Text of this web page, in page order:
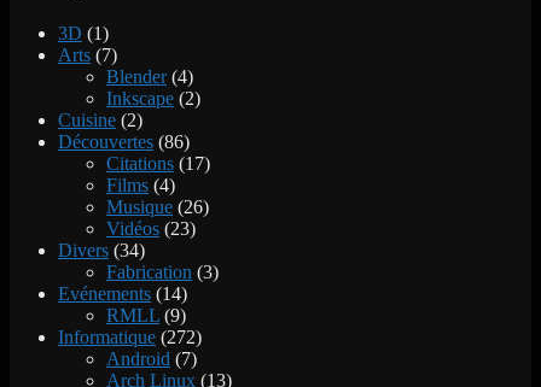
3D (1)
Arts (7)
Blender(4)
Inkscape (2)
Cuisine (2)
Découvertes (86)
Citations (17)
Films (4)
Musique (26)
Vidéos (23)
Divers (34)
Fabrication (3)
Evénements (14)
RMLL (9)
Informatique (272)
Android (7)
Arch Linux (13)